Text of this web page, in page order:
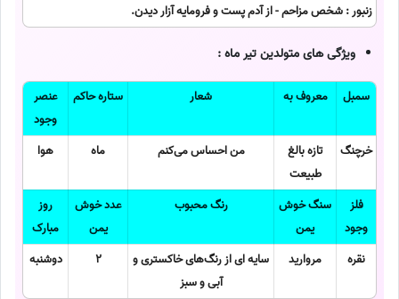
زنبور : شخص مزاحم - از آدم پست و فرومایه آزار دیدن.
ویژگی های متولدین تیر ماه :
سمبل معروف به شعار ستاره حاکم
عنصر
وجود
خرچنگ
تازه بالغ
طبیعت
من احساس می‌کنم ماه هوا
فلز
وجود
سنگ خوش
یمن
رنگ محبوب
عدد خوش
یمن
روز
مبارک
نقره
مروارید
سایه ای از رنگ‌های خاکستری و
آبی و سبز
2 دوشنبه